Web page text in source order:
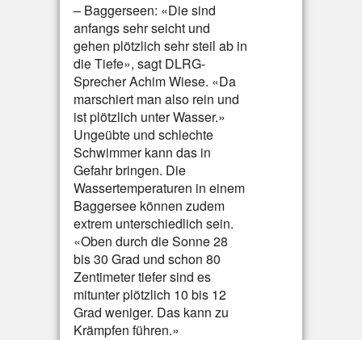
– Baggerseen: «Die sind
anfangs sehr seicht und
gehen plötzlich sehr steil ab in
die Tiefe», sagt DLRG-
Sprecher Achim Wiese. «Da
marschiert man also rein und
ist plötzlich unter Wasser.»
Ungeübte und schlechte
Schwimmer kann das in
Gefahr bringen. Die
Wassertemperaturen in einem
Baggersee können zudem
extrem unterschiedlich sein.
«Oben durch die Sonne 28
bis 30 Grad und schon 80
Zentimeter tiefer sind es
mitunter plötzlich 10 bis 12
Grad weniger. Das kann zu
Krämpfen führen.»